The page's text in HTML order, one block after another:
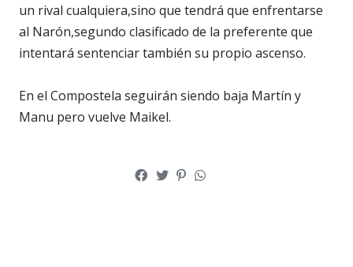
un rival cualquiera,sino que tendrá que enfrentarse
al Narón,segundo clasificado de la preferente que
intentará sentenciar también su propio ascenso.
En el Compostela seguirán siendo baja Martín y
Manu pero vuelve Maikel.